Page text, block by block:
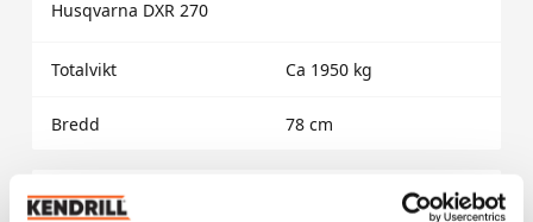
Husqvarna DXR 270
Totalvikt Ca 1950 kg
Bredd 78 cm
ECO